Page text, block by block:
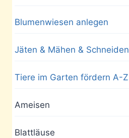
Blumenwiesen anlegen
Jäten & Mähen & Schneiden
Tiere im Garten fördern A-Z
Ameisen
Blattläuse